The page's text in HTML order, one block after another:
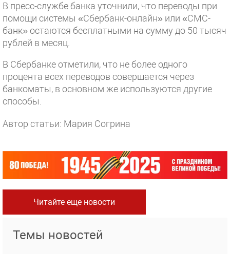
В пресс-службе банка уточнили, что переводы при
помощи системы «Сбербанк-онлайн» или «СМС-
банк» остаются бесплатными на сумму до 50 тысяч
рублей в месяц.
В Сбербанке отметили, что не более одного
процента всех переводов совершается через
банкоматы, в основном же используются другие
способы.
Автор статьи: Мария Согрина
Читайте еще новости
Темы новостей